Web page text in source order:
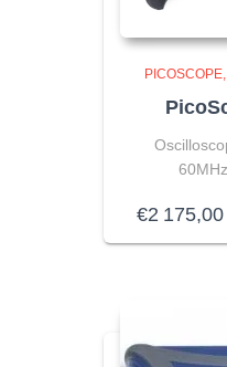
PICOSCOPE
€2 175,00